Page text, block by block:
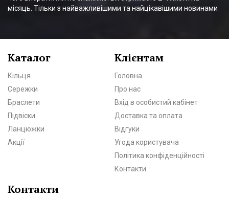
місяць. Тільки з найважливішими та найцікавішими новинами
Каталог
Кільця
Сережки
Браслети
Підвіски
Ланцюжки
Акції
Клієнтам
Головна
Про нас
Вхід в особистий кабінет
Доставка та оплата
Відгуки
Угода користувача
Політика конфіденційності
Контакти
Контакти